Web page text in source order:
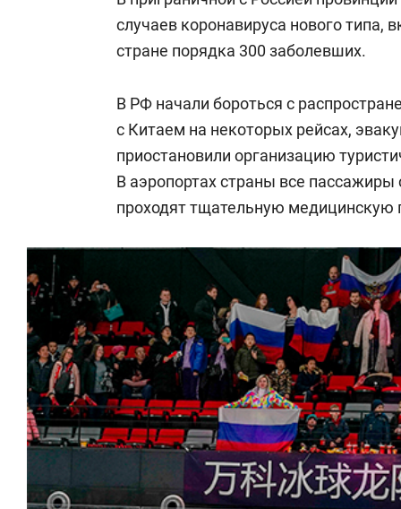
случаев коронавируса нового типа,
стране порядка 300 заболевших.
В РФ начали бороться с
с Китаем на некоторых рейсах,
приостановили организацию
В аэропортах страны все пассажиры
проходят тщательную медицинскую